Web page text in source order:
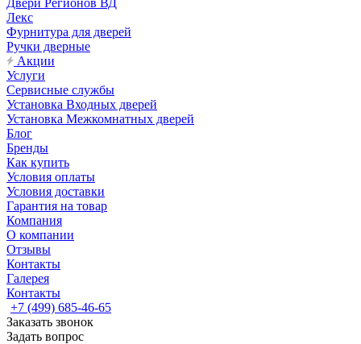
Двери Регионов ВД
Лекс
Фурнитура для дверей
Ручки дверные
Акции
Услуги
Сервисные службы
Установка Входных дверей
Установка Межкомнатных дверей
Блог
Бренды
Как купить
Условия оплаты
Условия доставки
Гарантия на товар
Компания
О компании
Отзывы
Контакты
Галерея
Контакты
+7 (499) 685-46-65
Заказать звонок
Задать вопрос